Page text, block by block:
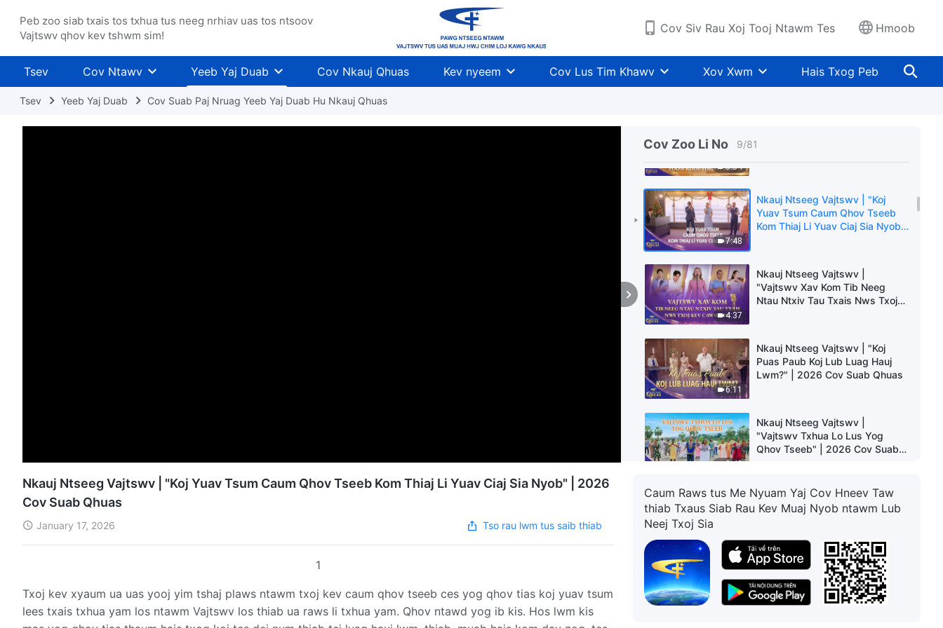
Peb zoo siab txais tos txhua tus neeg nrhiav uas tos ntsoov
Vajtswv qhov kev tshwm sim!
Cov Siv Rau Xoj Tooj Ntawm Tes Hmoob
Tsev Cov Ntawv Yeeb Yaj Duab Cov Nkauj Qhuas Kev nyeem Cov Lus Tim Khawv Xov Xwm Hais Txog Peb
Tsev Yeeb Yaj Duab Cov Suab Paj Nruag Yeeb Yaj Duab Hu Nkauj Qhuas
Cov Zoo Li No 9/81
Cov Suab Qhuas
Chim Loj Kawg Nkaus Twb Tau
Zaum saum lub Zwm Txwv Uas
6:54
Rau" | 2026 Cov Suab Qhuas
7:48
Nkauj Ntseeg Vajtswv | "Koj
Yuav Tsum Caum Qhov Tseeb
Kom Thiaj Li Yuav Ciaj Sia Nyob"
4:37
Nkauj Ntseeg Vajtswv |
"Vajtswv Xav Kom Tib Neeg
Ntau Ntxiv Tau Txais Nws Txoj
6:11
Nkauj Ntseeg Vajtswv | "Koj
Puas Paub Koj Lub Luag Hauj
Lwm?" | 2026 Cov Suab Qhuas
3:48
Nkauj Ntseeg Vajtswv |
"Vajtswv Txhua Lo Lus Yog
Qhov Tseeb" | 2026 Cov Suab
8:47
Nkauj Ntseeg | "Vajtswv Vam
Tias Tib Neeg Ntiaj Teb Yuav
Nkauj Ntseeg Tawm Tshiab
2022 | “Vajtswv Pab Cuam
Txhua Tus Yam Ntsiag To”
Nkauj Ntseeg Vajtswv | "Koj Yuav Tsum Caum Qhov Tseeb Kom Thiaj Li Yuav Ciaj Sia Nyob" | 2026
Cov Suab Qhuas
January 17, 2026 Tso rau lwm tus saib thiab
1
Txoj kev xyaum ua uas yooj yim tshaj plaws ntawm txoj kev caum qhov tseeb ces yog qhov tias koj yuav tsum
lees txais txhua yam los ntawm Vajtswv los thiab ua raws li txhua yam. Qhov ntawd yog ib kis. Hos lwm kis
Caum Raws tus Me Nyuam Yaj Cov Hneev Taw
thiab Txaus Siab Rau Kev Muaj Nyob ntawm Lub
Neej Txoj Sia